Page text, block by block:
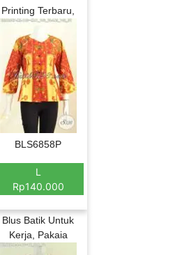
Printing Terbaru,
BLS6858P
L
Rp140.000
Blus Batik Untuk
Kerja, Pakaia